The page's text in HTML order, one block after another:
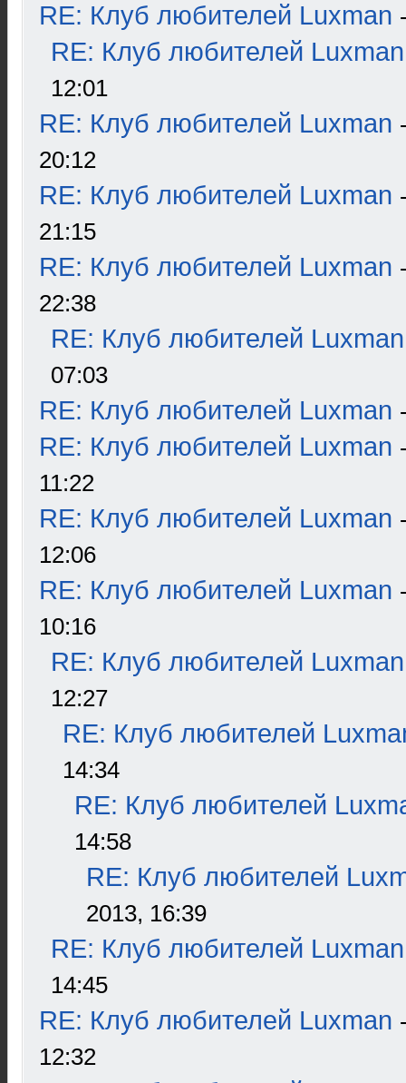
RE: Клуб любителей Luxman
RE: Клуб любителей Luxman
12:01
RE: Клуб любителей Luxman
20:12
RE: Клуб любителей Luxman
21:15
RE: Клуб любителей Luxman
22:38
RE: Клуб любителей Luxman
07:03
RE: Клуб любителей Luxman
RE: Клуб любителей Luxman
11:22
RE: Клуб любителей Luxman
12:06
RE: Клуб любителей Luxman
10:16
RE: Клуб любителей Luxman
12:27
RE: Клуб любителей
14:34
RE: Клуб любителей
14:58
RE: Клуб любителей
2013, 16:39
RE: Клуб любителей Luxman
14:45
RE: Клуб любителей Luxman
12:32